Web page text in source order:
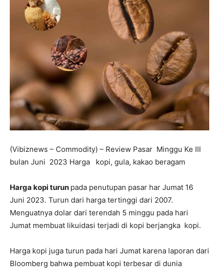
(Vibiznews – Commodity) – Review Pasar Minggu Ke III
bulan Juni 2023 Harga kopi, gula, kakao beragam
Harga kopi turun pada penutupan pasar har Jumat 16
Juni 2023. Turun dari harga tertinggi dari 2007.
Menguatnya dolar dari terendah 5 minggu pada hari
Jumat membuat likuidasi terjadi di kopi berjangka kopi.
Harga kopi juga turun pada hari Jumat karena laporan dari
Bloomberg bahwa pembuat kopi terbesar di dunia